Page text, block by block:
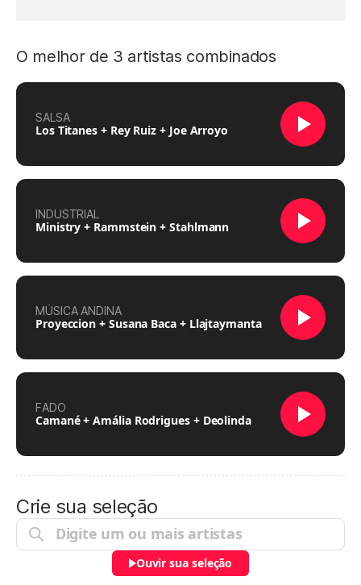
O melhor de 3 artistas combinados
SALSA
Los Titanes + Rey Ruiz + Joe Arroyo
INDUSTRIAL
Ministry + Rammstein + Stahlmann
MÚSICA ANDINA
Proyeccion + Susana Baca + Llajtaymanta
FADO
Camané + Amália Rodrigues + Deolinda
Crie sua seleção
Ouvir sua seleção